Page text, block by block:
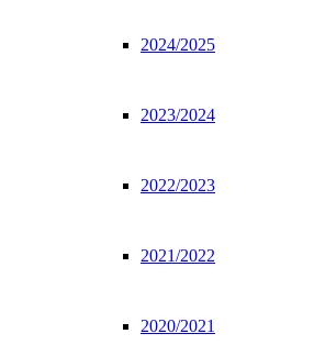
2024/2025
2023/2024
2022/2023
2021/2022
2020/2021